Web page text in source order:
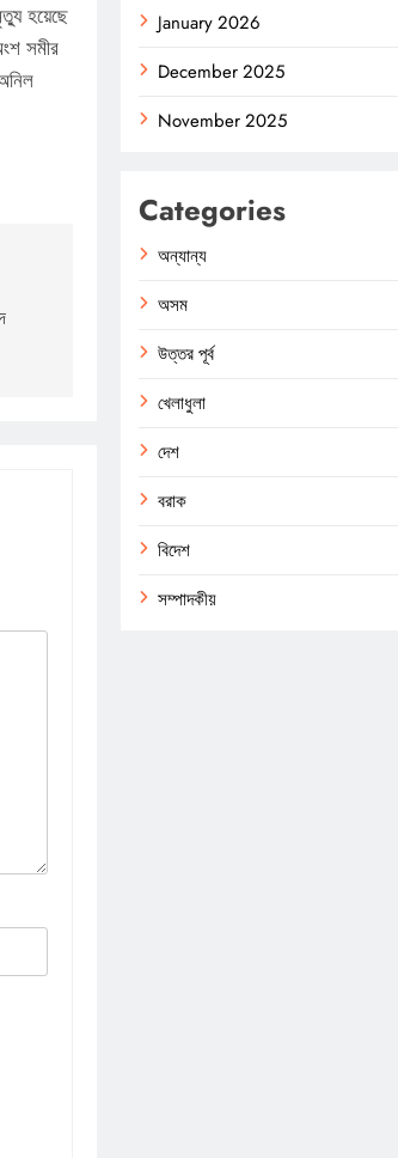
হয়েছে
সমীর
January 2026
December 2025
November 2025
Categories
অন্যান্য
অসম
উত্তর পূর্ব
খেলাধুলা
দেশ
বরাক
বিদেশ
সম্পাদকীয়